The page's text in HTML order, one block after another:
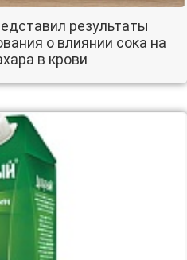
результаты
о влиянии сока на
в крови